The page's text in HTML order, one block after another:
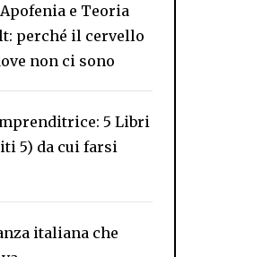
e Teoria
perché il cervello
non ci sono
5 Libri
5) da cui farsi
italiana che